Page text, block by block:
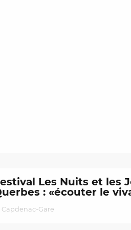
Les Nuits et les
: «écouter le
Capdenac-Gare